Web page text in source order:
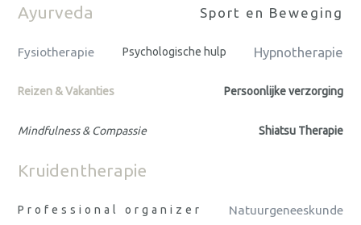
Ayurveda Sport en Beweging
Fysiotherapie Psychologische hulp Hypnotherapie
Reizen & Vakanties Persoonlijke verzorging
Mindfulness & Compassie Shiatsu Therapie
Kruidentherapie
Professional organizer Natuurgeneeskunde